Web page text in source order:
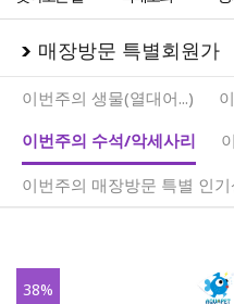
매장방문 특별회원가
이번주의 생물(열대어...)
이번주의 수석/악세사리
이번주의 매장방문 특별 인
38%